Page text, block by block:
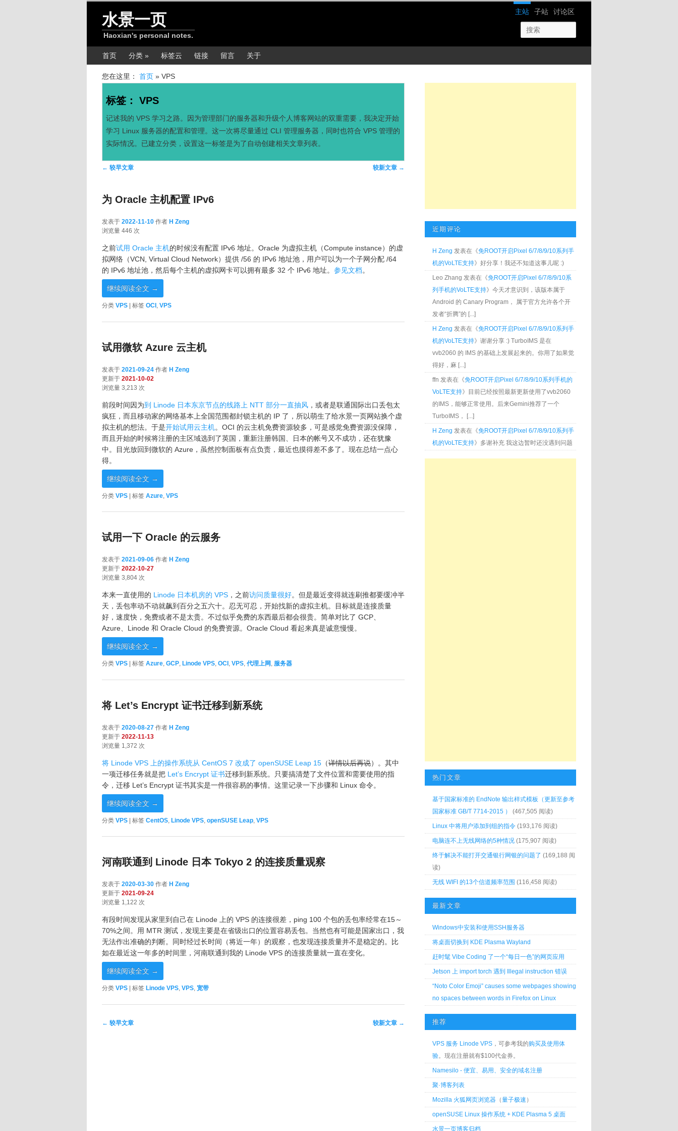
网站导航
主站 子站 讨论区
水景一页
Haoxian's personal notes.
主菜单首页 分类 » 标签云 链接 留言 关于
您在这里： 首页 » VPS
标签： VPS
记述我的 VPS 学习之路。因为管理部门的服务器和升级个人博客网站的双重需要，我决定开始
学习 Linux 服务器的配置和管理。这一次将尽量通过 CLI 管理服务器，同时也符合 VPS 管理的
实际情况。已建立分类，设置这一标签是为了自动创建相关文章列表。
文章导航
← 较早文章 较新文章 →
为 Oracle 主机配置 IPv6
发表于 2022-11-10 作者 H Zeng
浏览量 446 次
之前试用 Oracle 主机的时候没有配置 IPv6 地址。Oracle 为虚拟主机（Compute instance）的虚
拟网络（VCN, Virtual Cloud Network）提供 /56 的 IPv6 地址池，用户可以为一个子网分配 /64
的 IPv6 地址池，然后每个主机的虚拟网卡可以拥有最多 32 个 IPv6 地址。 参见文档。
继续阅读全文 →
分类 VPS 标签 OCI , VPS
试用微软 Azure 云主机
发表于 2021-09-24 作者 H Zeng
更新于 2021-10-02
浏览量 3,213 次
前段时间因为到 Linode 日本东京节点的线路上 NTT 部分一直抽风 ，或者是联通国际出口丢包太
疯狂，而且移动家的网络基本上全国范围都封锁主机的 IP 了，所以萌生了给水景一页网站换个虚
拟主机的想法。于是开始试用云主机。OCI 的云主机免费资源较多，可是感觉免费资源没保障，
而且开始的时候将注册的主区域选到了英国，重新注册韩国、日本的帐号又不成功，还在犹豫
中。目光放回到微软的 Azure，虽然控制面板有点负责，最近也摸得差不多了。现在总结一点心
得。
继续阅读全文 →
分类 VPS | 标签 Azure VPS
试用一下 Oracle 的云服务
发表于 2021-09-06 作者 H Zeng
更新于 2022-10-27
浏览量 3,804 次
本来一直使用的 Linode 日本机房的 VPS ，之前访问质量很好。但是最近变得就连刷推都要缓冲半
天，丢包率动不动就飙到百分之五六十。忍无可忍，开始找新的虚拟主机。目标就是连接质量
好，速度快，免费或者不是太贵。不过似乎免费的东西最后都会很贵。简单对比了 GCP、
Azure、Linode 和 Oracle Cloud 的免费资源。Oracle Cloud 看起来真是诚意慢慢。
继续阅读全文 →
分类 VPS 标签 Azure, GCP, Linode VPS, OCI , VPS, 代理上网 , 服务器
将 Let’s Encrypt 证书迁移到新系统
发表于 2020-08-27 作者 H Zeng
更新于 2022-11-13
浏览量 1,372 次
将 Linode VPS 上的操作系统从 CentOS 7 改成了 openSUSE Leap 15 （详情以后再说）。其中
一项迁移任务就是把 Let’s Encrypt 证书迁移到新系统。只要搞清楚了文件位置和需要使用的指
令，迁移 Let’s Encrypt 证书其实是一件很容易的事情。这里记录一下步骤和 Linux 命令。
继续阅读全文 →
分类 VPS | 标签 CentOS Linode VPS openSUSE Leap VPS
河南联通到 Linode 日本 Tokyo 2 的连接质量观察
发表于 2020-03-30 作者 H Zeng
更新于 2021-09-24
浏览量 1,122 次
有段时间发现从家里到自己在 Linode 上的 VPS 的连接很差，ping 100 个包的丢包率经常在15～
70%之间。用 MTR 测试，发现主要是在省级出口的位置容易丢包。当然也有可能是国家出口，我
无法作出准确的判断。同时经过长时间（将近一年）的观察，也发现连接质量并不是稳定的。比
如在最近这一年多的时间里，河南联通到我的 Linode VPS 的连接质量就一直在变化。
继续阅读全文 →
分类 VPS 标签 Linode VPS, VPS, 宽带
文章导航
← 较早文章 较新文章 →
近期评论
H Zeng 发表在《免ROOT开启Pixel 6/7/8/9/10系列手
机的VoLTE支持》好分享！我还不知道这事儿呢 :)
Leo Zhang 发表在《免ROOT开启Pixel 6/7/8/9/10系
列手机的VoLTE支持》今天才意识到，该版本属于
Android 的 Canary Program， 属于官方允许各个开
发者“折腾”的 [...]
H Zeng 发表在《免ROOT开启Pixel 6/7/8/9/10系列手
机的VoLTE支持》谢谢分享 :) TurboIMS 是在
vvb2060 的 IMS 的基础上发展起来的。你用了如果觉
得好，麻 [...]
ffn 发表在《免ROOT开启Pixel 6/7/8/9/10系列手机的
VoLTE支持》目前已经按照最新更新使用了vvb2060
的IMS，能够正常使用。后来Gemini推荐了一个
TurboIMS， [...]
H Zeng 发表在《免ROOT开启Pixel 6/7/8/9/10系列手
机的VoLTE支持》多谢补充 我这边暂时还没遇到问题
热门文章
基于国家标准的 EndNote 输出样式模板（更新至参考
国家标准 GB/T 7714-2015 ）
(467,505 阅读)
Linux 中将用户添加到组的指令 (193,176 阅读)
电脑连不上无线网络的5种情况 (175,907 阅读)
终于解决不能打开交通银行网银的问题了 (169,188 阅
读)
无线 WIFI 的13个信道频率范围 (116,458 阅读)
最新文章
Windows中安装和使用SSH服务器
将桌面切换到 KDE Plasma Wayland
赶时髦 Vibe Coding 了一个“每日一色”的网页应用
Jetson 上 import torch 遇到 Illegal instruction 错误
“Noto Color Emoji” causes some webpages showing
no spaces between words in Firefox on Linux
推荐
VPS 服务 Linode VPS ，可参考我的购买及使用体
验。现在注册就有$100代金券。
Namesilo - 便宜、易用、安全的域名注册
聚·博客列表
Mozilla 火狐网页浏览器 （量子极速 ）
openSUSE Linux 操作系统 + KDE Plasma 5 桌面
水景一页博客归档